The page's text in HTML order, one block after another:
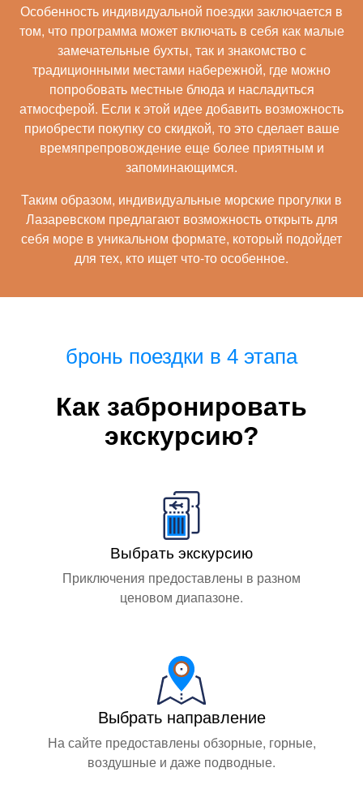
Особенность индивидуальной поездки заключается в
том, что программа может включать в себя как малые
замечательные бухты, так и знакомство с
традиционными местами набережной, где можно
попробовать местные блюда и насладиться
атмосферой. Если к этой идее добавить возможность
приобрести покупку со скидкой, то это сделает ваше
времяпрепровождение еще более приятным и
запоминающимся.
Таким образом, индивидуальные морские прогулки в
Лазаревском предлагают возможность открыть для
себя море в уникальном формате, который подойдет
для тех, кто ищет что-то особенное.
бронь поездки в 4 этапа
Как забронировать
экскурсию?
Выбрать экскурсию
Приключения предоставлены в разном
ценовом диапазоне.
Выбрать направление
На сайте предоставлены обзорные, горные,
воздушные и даже подводные.